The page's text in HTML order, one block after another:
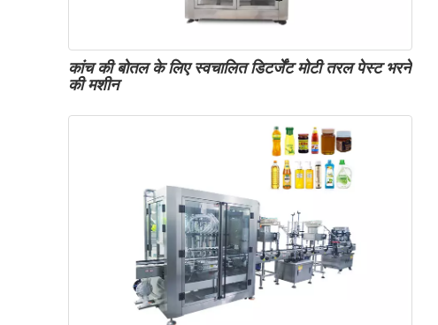
कांच की बोतल के लिए स्वचालित डिटर्जेंट मोटी तरल पेस्ट भरने
की मशीन